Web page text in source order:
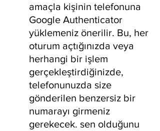
amaçla kişinin telefonuna
Google Authenticator
yüklemeniz önerilir. Bu, her
oturum açtığınızda veya
herhangi bir işlem
gerçekleştirdiğinizde,
telefonunuzda size
gönderilen benzersiz bir
numarayı girmeniz
gerekecek. sen olduğunu